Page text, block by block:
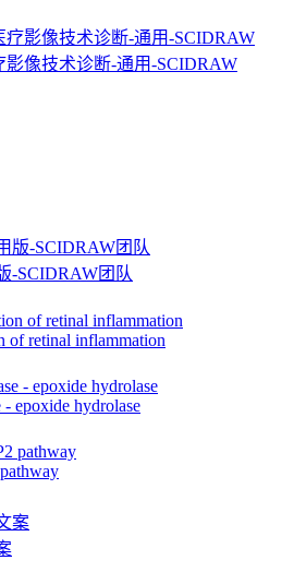
像技术诊断-通用-SCIDRAW
-SCIDRAW团队
of retinal inflammation
- epoxide hydrolase